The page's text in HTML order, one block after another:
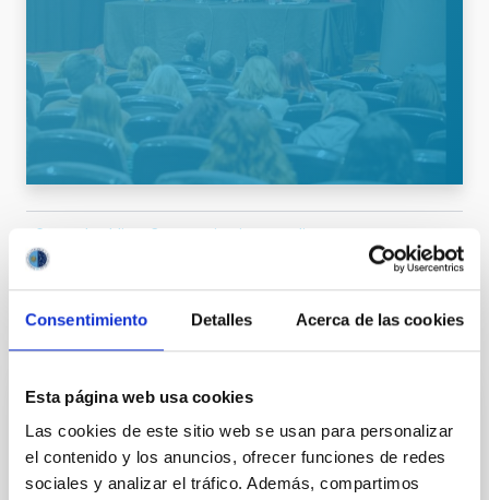
Consentimiento Detalles Acerca de las cookies
Esta página web usa cookies
Las cookies de este sitio web se usan para personalizar
el contenido y los anuncios, ofrecer funciones de redes
sociales y analizar el tráfico. Además, compartimos
General public Communications media
It may interest you
The IAC is organising the SEA’s first
symposium dedicated to the